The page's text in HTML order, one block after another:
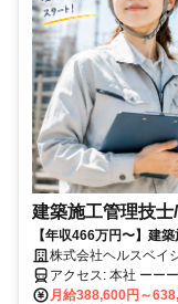
建築施工管理技
【年収466万円〜】建
／経験者優遇／資格者
株式会社ヘルスベイ
アクセス: 本社 ーーー JR山手線・埼京線 「恵比寿駅」西口より徒歩5
分 東京メトロ 日比
月給388,600円～